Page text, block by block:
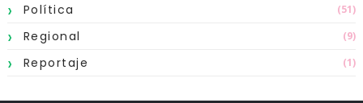
Política (51)
Regional (9)
Reportaje (1)